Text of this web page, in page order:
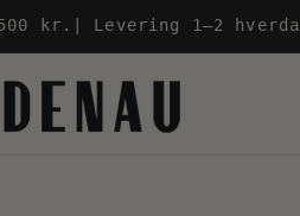
kr.| Levering 1–2